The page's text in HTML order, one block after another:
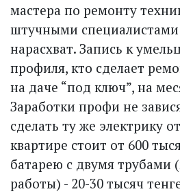
мастера по ремонту
штучными специалистами
нарасхват. Запись к
профиля, кто сделает
на даче “под ключ”, на
Заработки профи не
сделать ту же электрику
квартире стоит от 600
батарею с двумя трубами
работы) - 20-30 тысяч